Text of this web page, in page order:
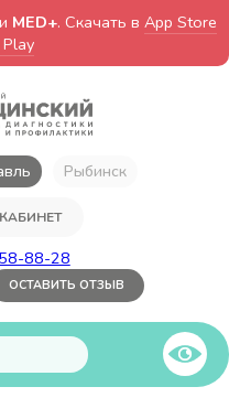
MED+. Скачать в App Store
Рыбинск
88-28
ОСТАВИТЬ ОТЗЫВ